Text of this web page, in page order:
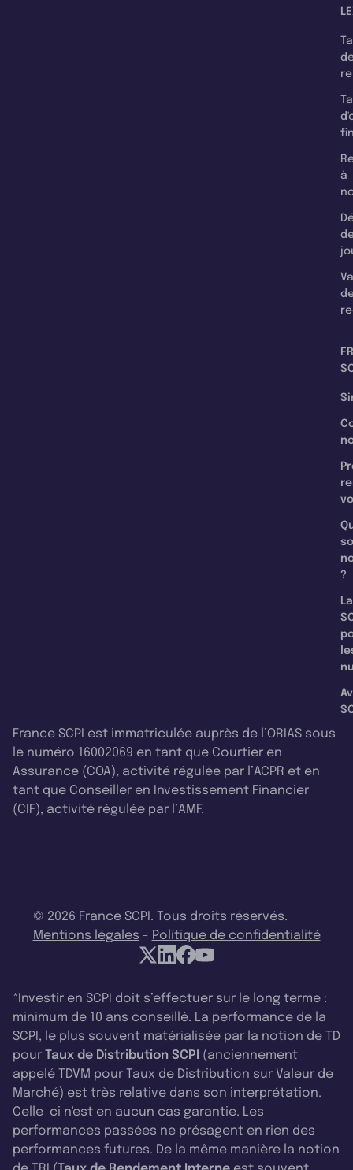
à
?
La
France SCPI est immatriculée auprès de l’ORIAS sous
le numéro 16002069 en tant que Courtier en
Assurance (COA), activité régulée par l’ACPR et en
tant que Conseiller en Investissement Financier
(CIF), activité régulée par l’AMF.
© 2026 France SCPI. Tous droits réservés.
Mentions légales - Politique de confidentialité
*Investir en SCPI doit s’effectuer sur le long terme :
minimum de 10 ans conseillé. La performance de la
SCPI, le plus souvent matérialisée par la notion de TD
pour Taux de Distribution SCPI (anciennement
appelé TDVM pour Taux de Distribution sur Valeur de
Marché) est très relative dans son interprétation.
Celle-ci n'est en aucun cas garantie. Les
performances passées ne présagent en rien des
performances futures. De la même manière la notion